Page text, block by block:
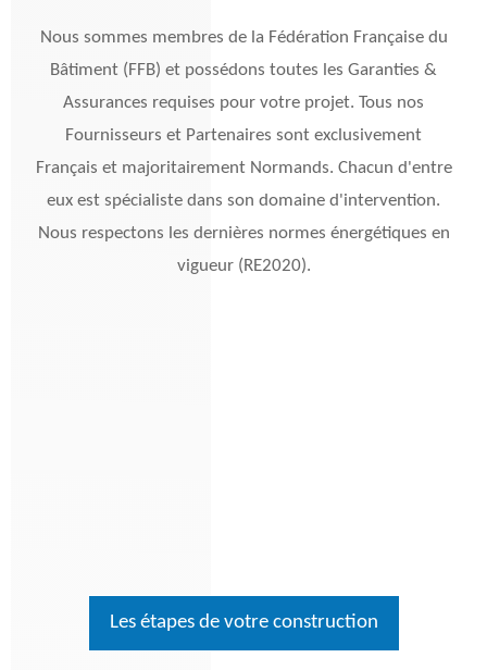
Nous sommes membres de la Fédération Française du
Bâtiment (FFB) et possédons toutes les Garanties &
Assurances requises pour votre projet. Tous nos
Fournisseurs et Partenaires sont exclusivement
Français et majoritairement Normands. Chacun d'entre
eux est spécialiste dans son domaine d'intervention.
Nous respectons les dernières normes énergétiques en
vigueur (RE2020).
Les étapes de votre construction